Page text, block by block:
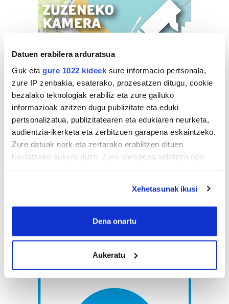
Datuen erabilera arduratsua
Guk eta gure 1022 kideek sure informacio pertsonala,
zure IP zenbakia, esaterako, prozesatzen ditugu, cookie
bezalako teknologiak erabiliz eta zure gailuko
informazioak azitzen dugu publizitate eta eduki
pertsonalizatua, publizitatearen eta edukiaren neurketa,
audientzia-ikerketa eta zerbitzuen garapena eskaintzeko.
Zure datuak nork eta zertarako erabiltzen dituen
hautatzeko aukera duzu. Zure onespena aldatzen edo
If you allow, we would also like to:
Collect information about your geographical
meters
Identify your device by actively scanning it for
specific characteristics (fingerprinting)
and set your preferences in the
details section
Xehetasunak ikusi
Dena onartu
Aukeratu